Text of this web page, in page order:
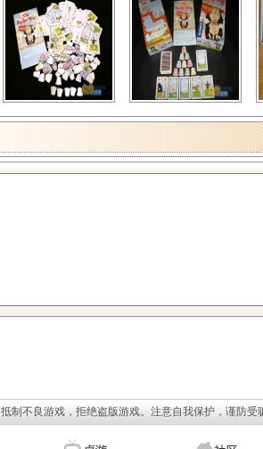
抵制不良游戏，拒绝盗版游戏。注意自我保护，谨防